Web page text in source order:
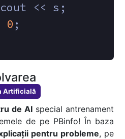
<< s;
0 ;
Artificială
de AIspecial antrenament
de pe PBinfo! În baza
pentru probleme, pe